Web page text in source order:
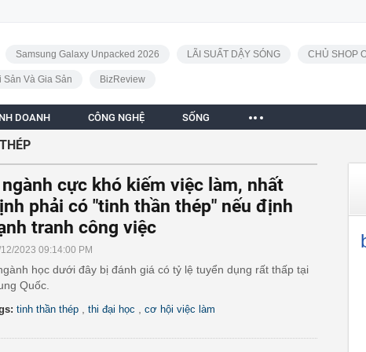
Samsung Galaxy Unpacked 2026 LÃI SUẤT DẬY SÓNG CHỦ SHOP
Sản Và Gia Sản BizReview
DOANH CÔNG NGHỆ SỐNG
cực khó kiếm việc làm, nhất
phải có "tinh thần thép" nếu định
tranh công việc
2023 09:14:00 PM
học dưới đây bị đánh giá có tỷ lệ tuyển dụng rất thấp tại
Quốc.
tinh thần thép thi đại học cơ hội việc làm